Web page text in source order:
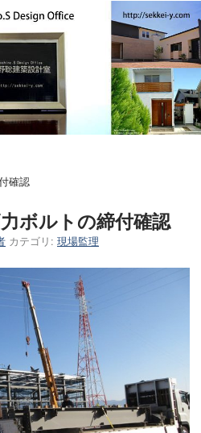
確認
ボルトの締付確認
カテゴリ: 現場監理